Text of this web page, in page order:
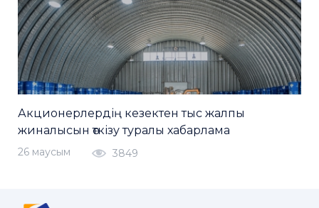
Акционерлердің кезектен тыс жалпы
жиналысын өткізу туралы хабарлама
26 маусым 3849